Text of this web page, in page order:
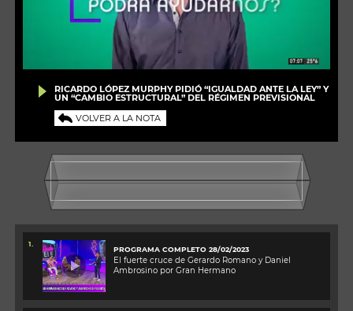
RICARDO LÓPEZ MURPHY PIDIÓ “IGUALDAD ANTE LA LEY” Y
UN “CAMBIO ESTRUCTURAL” DEL RÉGIMEN PREVISIONAL
VOLVER A LA NOTA
1.
PROGRAMA COMPLETO 28/02/2023
El fuerte cruce de Gerardo Romano y Daniel
Ambrosino por Gran Hermano